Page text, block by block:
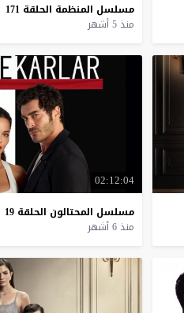
مسلسل المنظمة الحلقة 171
منذ 5 أشهر
02:12:04
مسلسل المحتالون الحلقة 19
منذ 6 أشهر